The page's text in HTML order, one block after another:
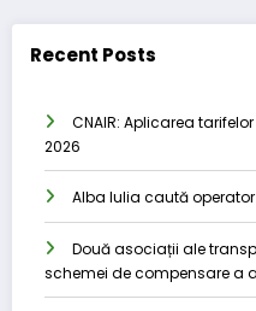
Recent Posts
CNAIR: Aplicarea
2026
Alba Iulia caută
Două asociații ale
schemei de compensare a